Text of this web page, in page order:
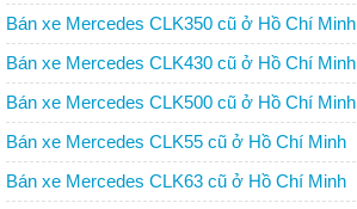
Bán xe Mercedes CLK350 cũ ở Hồ Chí Minh
Bán xe Mercedes CLK430 cũ ở Hồ Chí Minh
Bán xe Mercedes CLK500 cũ ở Hồ Chí Minh
Bán xe Mercedes CLK55 cũ ở Hồ Chí Minh
Bán xe Mercedes CLK63 cũ ở Hồ Chí Minh